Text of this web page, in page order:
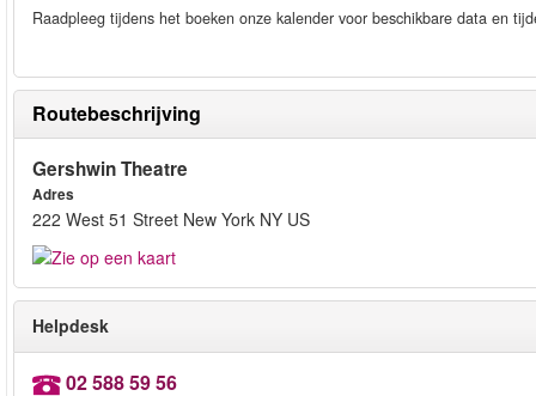
Raadpleeg tijdens het boeken onze kalender voor beschikbare data en
Routebeschrijving
Gershwin Theatre
Adres
222 West 51 Street New York NY US
Helpdesk
02 588 59 56